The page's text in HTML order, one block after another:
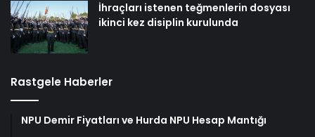
İhraçları istenen teğmenlerin dosyası
ikinci kez disiplin kurulunda
Rastgele Haberler
NPU Demir Fiyatları ve Hurda NPU Hesap Mantığı